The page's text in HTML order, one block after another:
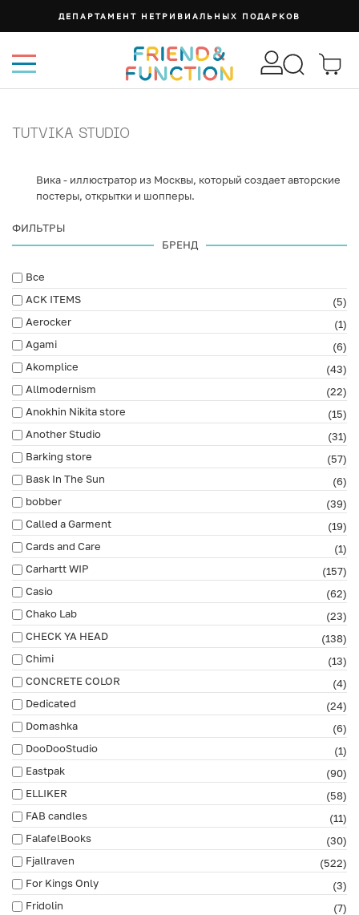
ДЕПАРТАМЕНТ НЕТРИВИАЛЬНЫХ ПОДАРКОВ
TUTVIKA STUDIO
Вика - иллюстратор из Москвы, который создает авторские
постеры, открытки и шопперы.
ФИЛЬТРЫ
БРЕНД
Все
ACK ITEMS
(5)
Aerocker
(1)
Agami
(6)
Akomplice
(43)
Allmodernism
(22)
Anokhin Nikita store
(15)
Another Studio
(31)
Barking store
(57)
Bask In The Sun
(6)
bobber
(39)
Called a Garment
(19)
Cards and Care
(1)
Carhartt WIP
(157)
Casio
(62)
Chako Lab
(23)
CHECK YA HEAD
(138)
Chimi
(13)
CONCRETE COLOR
(4)
Dedicated
(24)
Domashka
(6)
DooDooStudio
(1)
Eastpak
(90)
ELLIKER
(58)
FAB сandles
(11)
FalafelBooks
(30)
Fjallraven
(522)
For Kings Only
(3)
Fridolin
(7)